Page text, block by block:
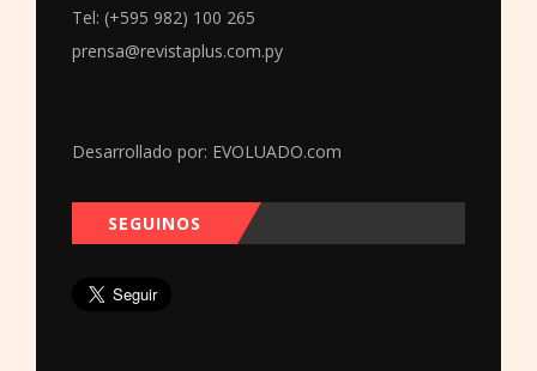
Tel: (+595 982) 100 265
prensa@revistaplus.com.py
Desarrollado por: EVOLUADO.com
SEGUINOS